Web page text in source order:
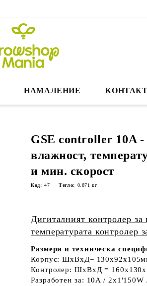
НАМАЛЕНИЕ
GSE controller 10A -
влажност,
и мин. скорост
Код: 47 Тегло: 0.871 кг
Дигиталният контролер
температурата контролер
Размери и техническа
Корпус: ШxВxД=
Контролер: ШxВxД =
Разработен за: 10A /